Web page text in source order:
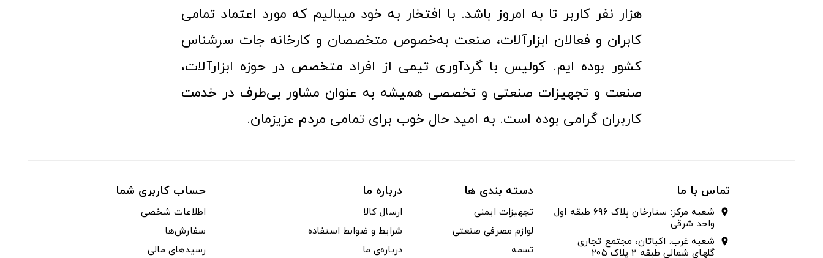
هزار نفر کاربر تا به امروز باشد. با افتخار به خود میبالیم که مورد اعتماد تمامی
کابران و فعالان ابزارآلات، صنعت به‌خصوص متخصصان و کارخانه جات سرشناس
کشور بوده ایم. کولیس با گردآوری تیمی از افراد متخصص در حوزه ابزارآلات،
صنعت و تجهیزات صنعتی و تخصصی همیشه به عنوان مشاور بی‌طرف در خدمت
کاربران گرامی بوده است. به امید حال خوب برای تمامی مردم عزیزمان.
تماس با ما
location_on
شعبه مرکز: ستارخان پلاک ۶۹۶ طبقه اول
واحد شرقی
location_on
شعبه غرب: اکباتان، مجتمع تجاری
گلهای شمالی طبقه ۲ پلاک ۲۰۵
دسته بندی ها
تجهیزات ایمنی
لوازم مصرفی صنعتی
تسمه
درباره ما
ارسال کالا
شرایط و ضوابط استفاده
درباره‌ی ما
حساب کاربری شما
اطلاعات شخصی
سفارش‌ها
رسیدهای مالی